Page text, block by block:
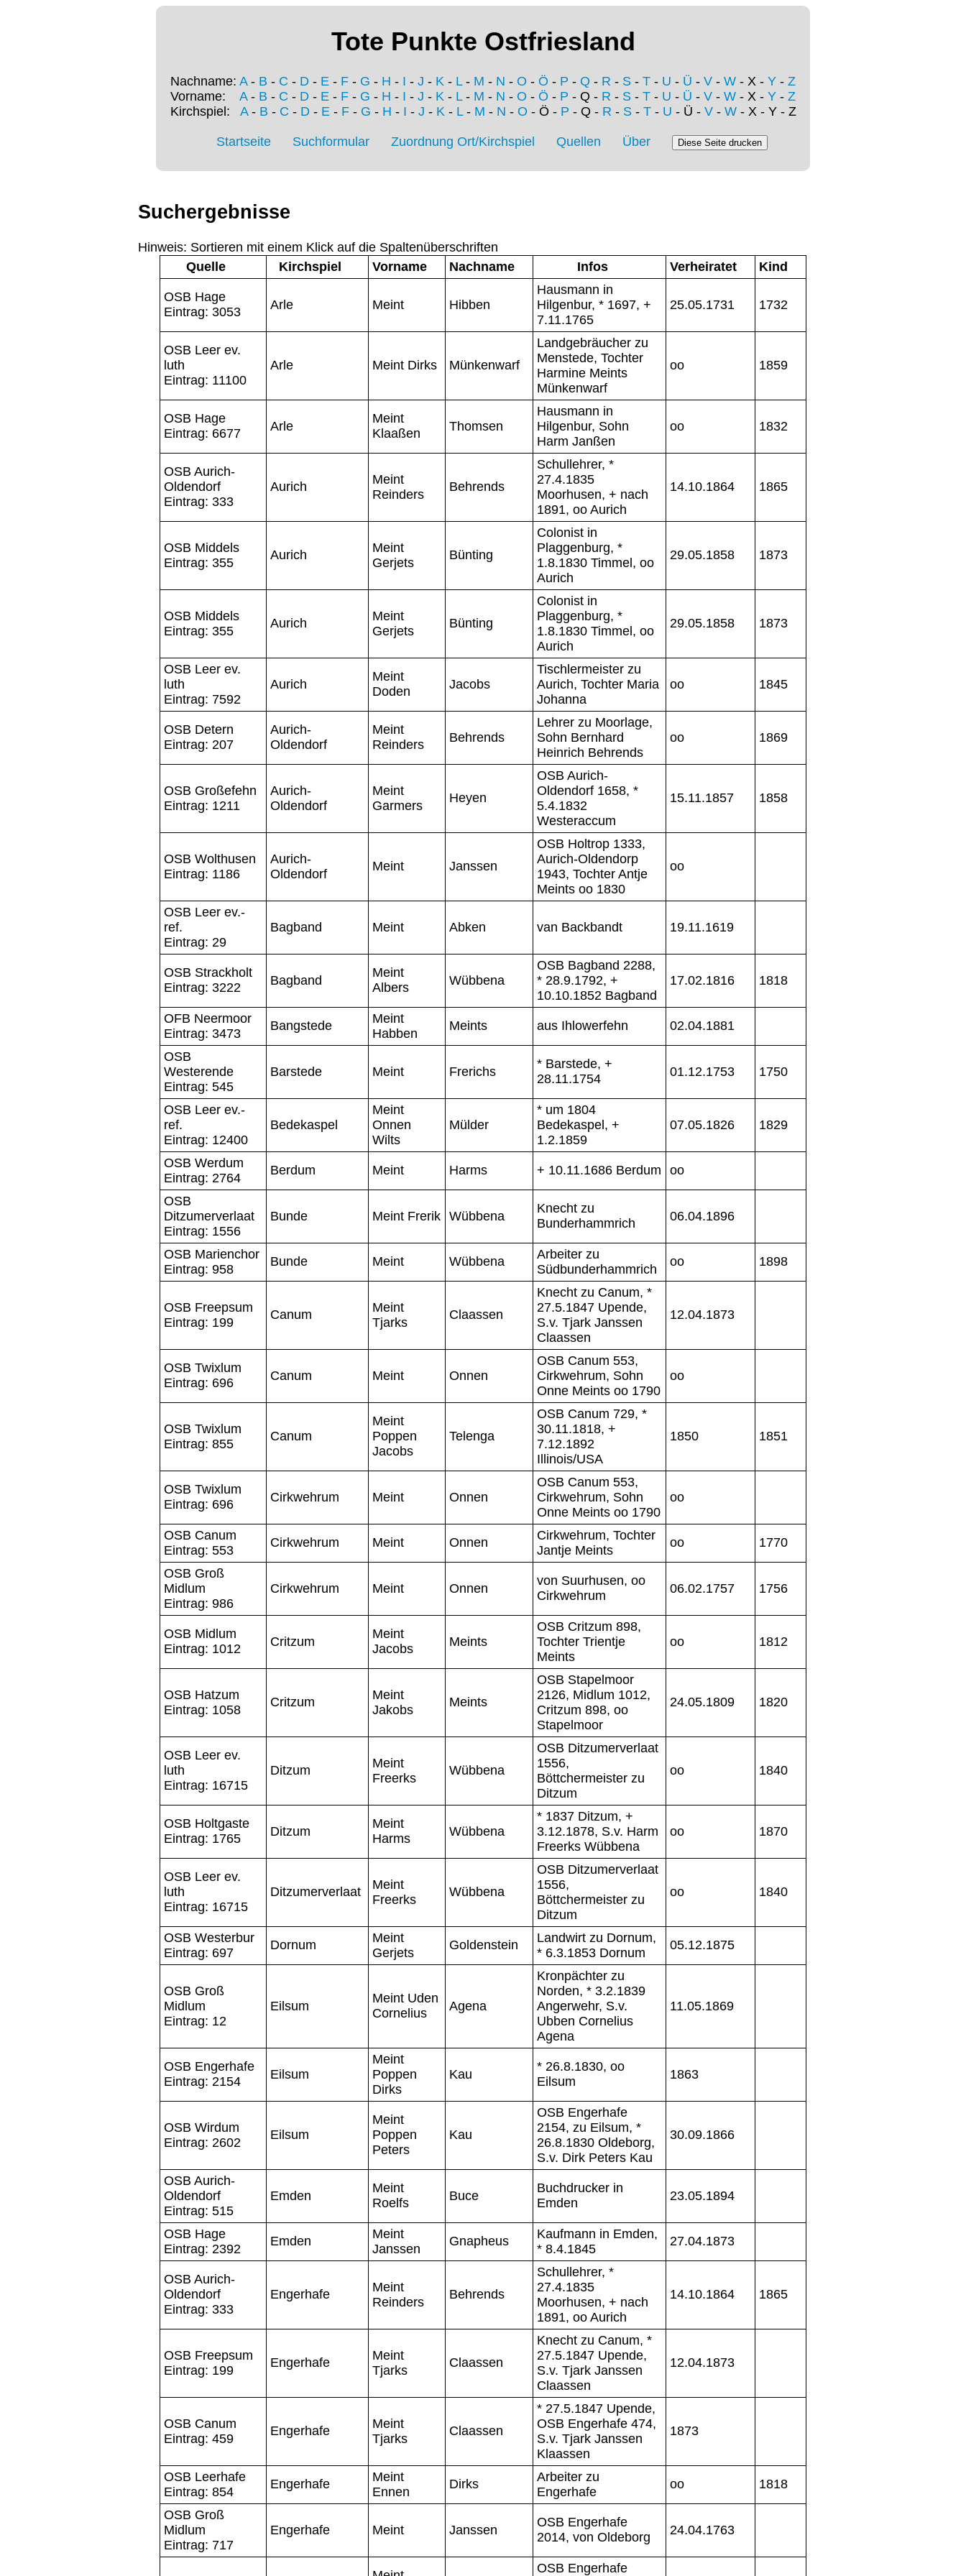
Tote Punkte Ostfriesland
Nachname: A- B - C - D - E - F - G - H - I - J - K - L- M - N - O - Ö - P - Q - R - S - T - U - Ü - V - W - X - Y - Z
Vorname: A- B - C - D - E - F - G - H - I - J - K - L- M - N - O - Ö - P - Q - R - S - T - U - Ü - V - W - X - Y - Z
Kirchspiel: A- B - C - D- E- F- G - H - I - J - K- L- M - N - O - Ö - P - Q - R - S- T- U - Ü - V- W- X - Y - Z
Startseite Suchformular Zuordnung Ort/Kirchspiel Quellen Über
Suchergebnisse
Hinweis: Sortieren mit einem Klick auf die Spaltenüberschriften
Quelle
Kirchspiel Vorname Nachname Infos Verheiratet Kind
OSB Hage
Eintrag: 3053
Arle Meint Hibben
Hausmann in
Hilgenbur, * 1697, +
7.11.1765
25.05.1731 1732
OSB Leer ev.
luth
Eintrag: 11100
Arle Meint Dirks Münkenwarf
Landgebräucher zu
Menstede, Tochter
Harmine Meints
Münkenwarf
oo 1859
OSB Hage
Eintrag: 6677
Arle
Meint
Klaaßen
Thomsen
Hausmann in
Hilgenbur, Sohn
Harm Janßen
oo 1832
OSB Aurich-
Oldendorf
Eintrag: 333
Aurich
Meint
Reinders
Behrends
Schullehrer, *
27.4.1835
Moorhusen, + nach
1891, oo Aurich
14.10.1864 1865
OSB Middels
Eintrag: 355
Aurich
Meint
Gerjets
Bünting
Colonist in
Plaggenburg, *
1.8.1830 Timmel, oo
Aurich
29.05.1858 1873
OSB Middels
Eintrag: 355
Aurich
Meint
Gerjets
Bünting
Colonist in
Plaggenburg, *
1.8.1830 Timmel, oo
Aurich
29.05.1858 1873
OSB Leer ev.
luth
Eintrag: 7592
Aurich
Meint
Doden
Jacobs
Tischlermeister zu
Aurich, Tochter Maria
Johanna
oo 1845
OSB Detern
Eintrag: 207
Aurich-
Oldendorf
Meint
Reinders
Behrends
Lehrer zu Moorlage,
Sohn Bernhard
Heinrich Behrends
oo 1869
OSB Großefehn
Eintrag: 1211
Aurich-
Oldendorf
Meint
Garmers
Heyen
OSB Aurich-
Oldendorf 1658, *
5.4.1832
Westeraccum
15.11.1857 1858
OSB Wolthusen
Eintrag: 1186
Aurich-
Oldendorf
Meint Janssen
OSB Holtrop 1333,
Aurich-Oldendorp
1943, Tochter Antje
Meints oo 1830
oo
OSB Leer ev.-
ref.
Eintrag: 29
Bagband Meint Abken van Backbandt 19.11.1619
OSB Strackholt
Eintrag: 3222
Bagband
Meint
Albers
Wübbena
OSB Bagband 2288,
* 28.9.1792, +
10.10.1852 Bagband
17.02.1816 1818
OFB Neermoor
Eintrag: 3473
Bangstede
Meint
Habben
Meints aus Ihlowerfehn 02.04.1881
OSB
Westerende
Eintrag: 545
Barstede Meint Frerichs
* Barstede, +
28.11.1754
01.12.1753 1750
OSB Leer ev.-
ref.
Eintrag: 12400
Bedekaspel
Meint
Onnen
Wilts
Mülder
* um 1804
Bedekaspel, +
1.2.1859
07.05.1826 1829
OSB Werdum
Eintrag: 2764
Berdum Meint Harms + 10.11.1686 Berdum oo
OSB
Ditzumerverlaat
Eintrag: 1556
Bunde Meint Frerik Wübbena
Knecht zu
Bunderhammrich
06.04.1896
OSB Marienchor
Eintrag: 958
Bunde Meint Wübbena
Arbeiter zu
Südbunderhammrich
oo 1898
OSB Freepsum
Eintrag: 199
Canum
Meint
Tjarks
Claassen
Knecht zu Canum, *
27.5.1847 Upende,
S.v. Tjark Janssen
Claassen
12.04.1873
OSB Twixlum
Eintrag: 696
Canum Meint Onnen
OSB Canum 553,
Cirkwehrum, Sohn
Onne Meints oo 1790
oo
OSB Twixlum
Eintrag: 855
Canum
Meint
Poppen
Jacobs
Telenga
OSB Canum 729, *
30.11.1818, +
7.12.1892
Illinois/USA
1850 1851
OSB Twixlum
Eintrag: 696
Cirkwehrum Meint Onnen
OSB Canum 553,
Cirkwehrum, Sohn
Onne Meints oo 1790
oo
OSB Canum
Eintrag: 553
Cirkwehrum Meint Onnen
Cirkwehrum, Tochter
Jantje Meints
oo 1770
OSB Groß
Midlum
Eintrag: 986
Cirkwehrum Meint Onnen
von Suurhusen, oo
Cirkwehrum
06.02.1757 1756
OSB Midlum
Eintrag: 1012
Critzum
Meint
Jacobs
Meints
OSB Critzum 898,
Tochter Trientje
Meints
oo 1812
OSB Hatzum
Eintrag: 1058
Critzum
Meint
Jakobs
Meints
OSB Stapelmoor
2126, Midlum 1012,
Critzum 898, oo
Stapelmoor
24.05.1809 1820
OSB Leer ev.
luth
Eintrag: 16715
Ditzum
Meint
Freerks
Wübbena
OSB Ditzumerverlaat
1556,
Böttchermeister zu
Ditzum
oo 1840
OSB Holtgaste
Eintrag: 1765
Ditzum
Meint
Harms
Wübbena
* 1837 Ditzum, +
3.12.1878, S.v. Harm
Freerks Wübbena
oo 1870
OSB Leer ev.
luth
Eintrag: 16715
Ditzumerverlaat
Meint
Freerks
Wübbena
OSB Ditzumerverlaat
1556,
Böttchermeister zu
Ditzum
oo 1840
OSB Westerbur
Eintrag: 697
Dornum
Meint
Gerjets
Goldenstein
Landwirt zu Dornum,
* 6.3.1853 Dornum
05.12.1875
OSB Groß
Midlum
Eintrag: 12
Eilsum
Meint Uden
Cornelius
Agena
Kronpächter zu
Norden, * 3.2.1839
Angerwehr, S.v.
Ubben Cornelius
Agena
11.05.1869
OSB Engerhafe
Eintrag: 2154
Eilsum
Meint
Poppen
Dirks
Kau
* 26.8.1830, oo
Eilsum
1863
OSB Wirdum
Eintrag: 2602
Eilsum
Meint
Poppen
Peters
Kau
OSB Engerhafe
2154, zu Eilsum, *
26.8.1830 Oldeborg,
S.v. Dirk Peters Kau
30.09.1866
OSB Aurich-
Oldendorf
Eintrag: 515
Emden
Meint
Roelfs
Buce
Buchdrucker in
Emden
23.05.1894
OSB Hage
Eintrag: 2392
Emden
Meint
Janssen
Gnapheus
Kaufmann in Emden,
* 8.4.1845
27.04.1873
OSB Aurich-
Oldendorf
Eintrag: 333
Engerhafe
Meint
Reinders
Behrends
Schullehrer, *
27.4.1835
Moorhusen, + nach
1891, oo Aurich
14.10.1864 1865
OSB Freepsum
Eintrag: 199
Engerhafe
Meint
Tjarks
Claassen
Knecht zu Canum, *
27.5.1847 Upende,
S.v. Tjark Janssen
Claassen
12.04.1873
OSB Canum
Eintrag: 459
Engerhafe
Meint
Tjarks
Claassen
* 27.5.1847 Upende,
OSB Engerhafe 474,
S.v. Tjark Janssen
Klaassen
1873
OSB Leerhafe
Eintrag: 854
Engerhafe
Meint
Ennen
Dirks
Arbeiter zu
Engerhafe
oo 1818
OSB Groß
Midlum
Eintrag: 717
Engerhafe Meint Janssen
OSB Engerhafe
2014, von Oldeborg
24.04.1763
OSB Engerhafe